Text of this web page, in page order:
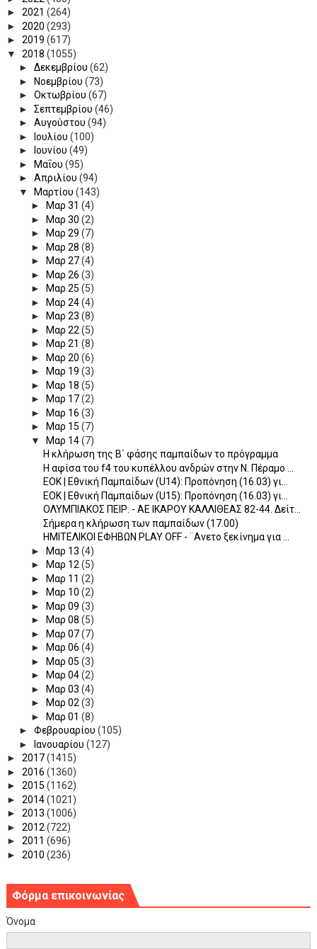
► 2021 (264)
► 2020 (293)
► 2019 (617)
▼ 2018 (1055)
► Δεκεμβρίου (62)
►
Νοεμβρίου (73)
► Οκτωβρίου (67)
► Σεπτεμβρίου (46)
► Αυγούστου (94)
►
Ιουλίου (100)
►
Ιουνίου (49)
►
Μαΐου (95)
► Απριλίου (94)
▼
Μαρτίου (143)
►
Μαρ 31 (4)
►
Μαρ 30 (2)
►
Μαρ 29 (7)
►
Μαρ 28 (8)
►
Μαρ 27(4)
►
Μαρ 26 (3)
►
Μαρ 25 (5)
►
Μαρ 24(4)
►
Μαρ 23 (8)
►
Μαρ 22 (5)
►
Μαρ 21 (8)
►
Μαρ 20 (6)
►
Μαρ 19 (3)
►
Μαρ 18 (5)
►
Μαρ 17(2)
►
Μαρ 16 (3)
►
Μαρ 15 (7)
▼
Μαρ 14(7)
Η κλήρωση της B΄ φάσης παμπαίδων το πρόγραμμα
H αφίσα του f4 του κυπέλλου ανδρών στην Ν. Πέραμο ...
ΕΟΚ | Εθνική Παμπαίδων (U14): Προπόνηση (16.03) γι...
ΕΟΚ | Εθνική Παμπαίδων (U15): Προπόνηση (16.03) γι...
OΛΥΜΠΙΑΚΟΣ ΠΕΙΡ. - ΑΕ ΙΚΑΡΟΥ ΚΑΛΛΙΘΕΑΣ 82-44. Δείτ...
Σήμερα η κλήρωση των παμπαίδων (17.00)
ΗΜΙΤΕΛΙΚΟΙ ΕΦΗΒΩΝ PLAY OFF - ¨Ανετο ξεκίνημα για ...
►
Μαρ 13 (4)
►
Μαρ 12(5)
►
Μαρ 11 (2)
►
Μαρ 10 (2)
►
Μαρ 09 (3)
►
Μαρ 08 (5)
►
Μαρ 07(7)
►
Μαρ 06 (4)
►
Μαρ 05 (3)
►
Μαρ 04(2)
►
Μαρ 03 (4)
►
Μαρ 02(3)
►
Μαρ 01 (8)
► Φεβρουαρίου (105)
►
Ιανουαρίου (127)
► 2017(1415)
► 2016 (1360)
► 2015 (1162)
► 2014(1021)
► 2013 (1006)
► 2012 (722)
► 2011 (696)
► 2010 (236)
Φόρμα επικοινωνίας
Όνομα